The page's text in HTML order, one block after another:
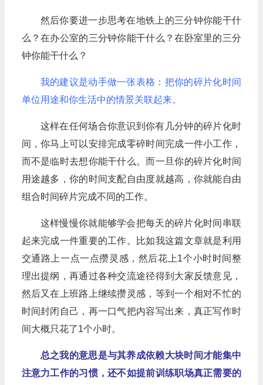
然后你要进一步思考在地铁上的三分钟你能干什
么？在办公室的三分钟你能干什么？在卧室里的三分
钟你能干什么？
我的建议是动手做一张表格：把你的碎片化时间
单位用途和你生活中的情景关联起来。
这样在任何场合你意识到你有几分钟的碎片化时
间，你马上可以安排完成零碎时间完成一件小工作，
而不是临时去想你能干什么。而一旦你的碎片化时间
用途越多，你的时间支配自由度就越高，你就能自由
组合时间碎片完成不同的工作。
这样慢慢你就能够学会把每天的碎片化时间串联
起来完成一件重要的工作。比如我这篇文章就是利用
交通路上一点一点攒灵感，然后花上1个小时时间整
理出提纲，再通过各种交流途径得到大家反馈意见，
然后又在上班路上继续攒灵感，等到一个相对不忙的
时间封闭自己，再一口气把内容写出来，真正写作时
间大概只花了1个小时。
总之我的意思是与其养成依赖大块时间才能集中
注意力工作的习惯，还不如提前训练职场真正需要的